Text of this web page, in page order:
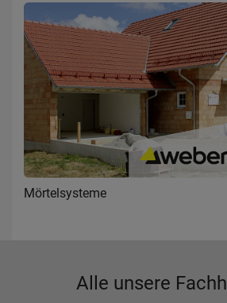
Mörtelsysteme
Alle unsere